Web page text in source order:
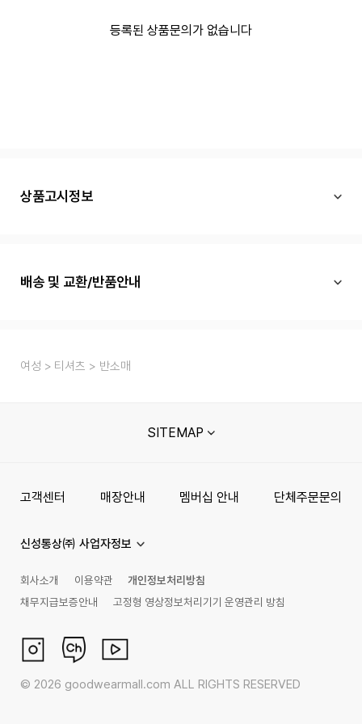
등록된 상품문의가 없습니다
상품고시정보
배송 및 교환/반품안내
여성 티셔츠 반소매
SITEMAP
고객센터 매장안내 멤버십 안내 단체주문문의
신성통상㈜ 사업자정보
회사소개 이용약관
개인정보처리방침
채무지급보증안내
고정형 영상정보처리기기 운영관리 방침
© 2026 goodwearmall.com ALL RIGHTS RESERVED